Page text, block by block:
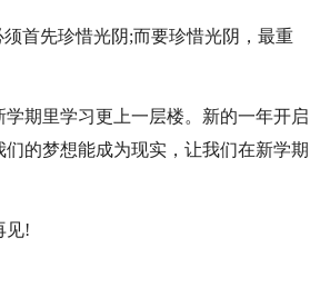
首先珍惜光阴;而要珍惜光阴，最重
期里学习更上一层楼。新的一年开启
的梦想能成为现实，让我们在新学期
见!